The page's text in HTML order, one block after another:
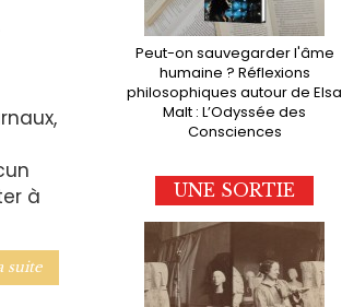
à
suite
Peut-on sauvegarder l'âme
humaine ? Réflexions
philosophiques autour de Elsa
Malt : L’Odyssée des
Consciences
UNE SORTIE